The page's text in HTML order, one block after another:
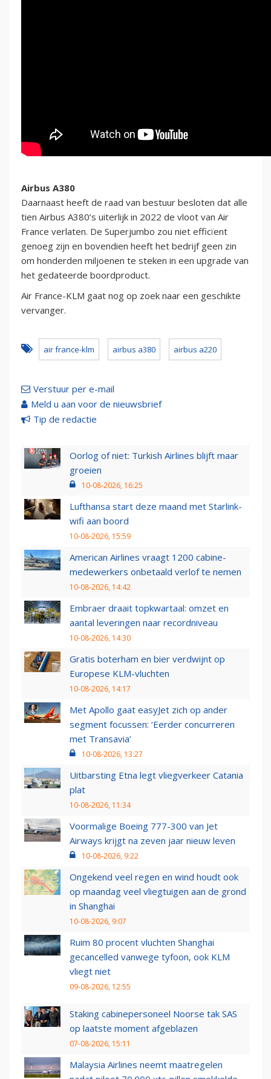
Airbus A380
Daarnaast heeft de raad van bestuur besloten dat alle
tien Airbus A380’s uiterlijk in 2022 de vloot van Air
France verlaten. De Superjumbo zou niet efficïent
genoeg zijn en bovendien heeft het bedrijf geen zin
om honderden miljoenen te steken in een upgrade van
het gedateerde boordproduct.
Air France-KLM gaat nog op zoek naar een geschikte
vervanger.
air france-klm airbus a380 airbus a220
Verstuur per e-mail
Meld u aan voor de nieuwsbrief
Tip de redactie
Oorlog of niet: Turkish Airlines blijft maar
groeien
10-08-2026, 16:25
Lufthansa start deze maand met Starlink-
wifi aan boord
10-08-2026, 15:59
American Airlines vraagt 1200 cabine-
medewerkers onbetaald verlof te nemen
10-08-2026, 14:42
Embraer draait topkwartaal: omzet en
aantal leveringen naar recordniveau
10-08-2026, 14:30
Gratis boterham en bier verdwijnt op
Europese KLM-vluchten
10-08-2026, 14:17
Met Apollo gaat easyJet zich op ander
segment focussen: ‘Eerder concurreren
met Transavia’
10-08-2026, 13:27
Uitbarsting Etna legt vliegverkeer Catania
plat
10-08-2026, 11:34
Voormalige Boeing 777-300 van Jet
Airways krijgt na zeven jaar nieuw leven
10-08-2026, 9:22
Ongekend veel regen en wind houdt ook
op maandag veel vliegtuigen aan de grond
in Shanghai
10-08-2026, 9:07
Ruim 80 procent vluchten Shanghai
gecancelled vanwege tyfoon, ook KLM
vliegt niet
09-08-2026, 12:55
Staking cabinepersoneel Noorse tak SAS
op laatste moment afgeblazen
07-08-2026, 15:11
Malaysia Airlines neemt maatregelen